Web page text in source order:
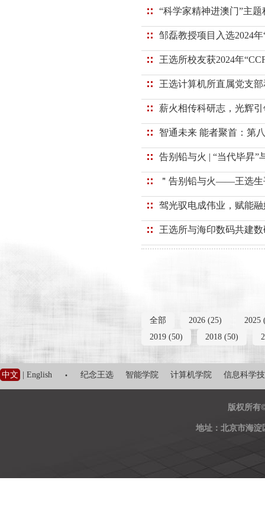
“科学家精神进澳门”主
邹磊教授项目入选2024
王选所校友获2024年
王选计算机所直属党支
薪火相传科研志，光辉
智通未来 能者聚首：第
告别铅与火 | “当代毕昇”
＂告别铅与火——王选生
驾光驭电成伟业，赋能
王选所与海印数码共建
全部 2026 (25)
2025
2019 (50)
2018 (50)
中文 English · 纪念王选 智能学院 计算机学院 信息科学
版权所有
地址：北京市海